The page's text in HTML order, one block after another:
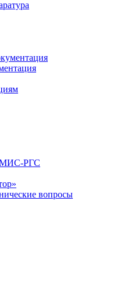
РГС
вопросы